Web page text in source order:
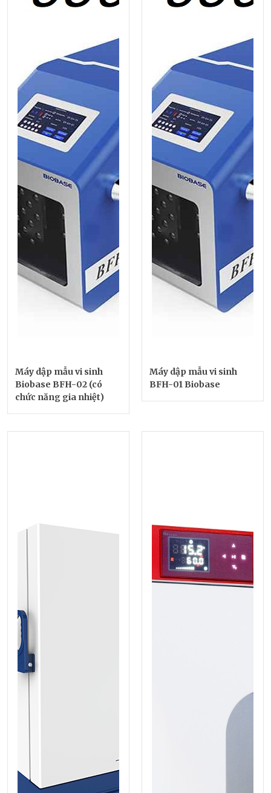
Máy dập mẫu vi sinh
Biobase BFH-02 (có
chức năng gia nhiệt)
Máy dập mẫu vi sinh
BFH-01 Biobase